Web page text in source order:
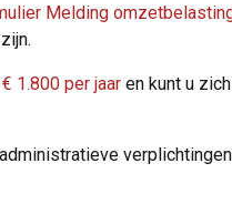
Melding
1.800 per jaar en kunt u